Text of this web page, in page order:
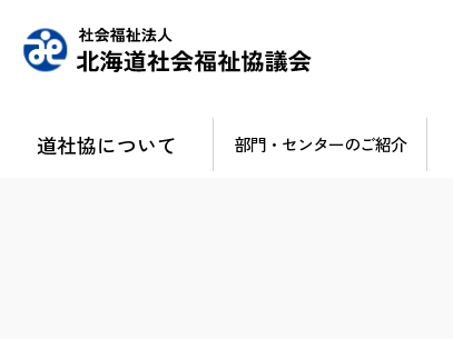
道社協について 部門・センターのご紹介